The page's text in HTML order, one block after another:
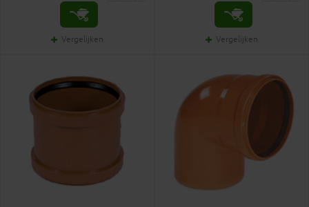
Vergelijken Vergelijken